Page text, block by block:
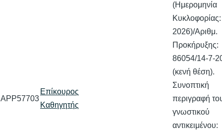
APP57703
Επίκουρος
Καθηγητής
(Ημερομηνία
2026)/Αριθμ.
Προκήρυξης:
86054/14-7-
(κενή θέση).
Συνοπτική
περιγραφή
γνωστικού
αντικειμένου: